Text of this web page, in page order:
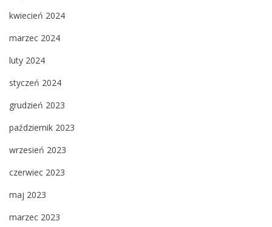
kwiecień 2024
marzec 2024
luty 2024
styczeń 2024
grudzień 2023
październik 2023
wrzesień 2023
czerwiec 2023
maj 2023
marzec 2023